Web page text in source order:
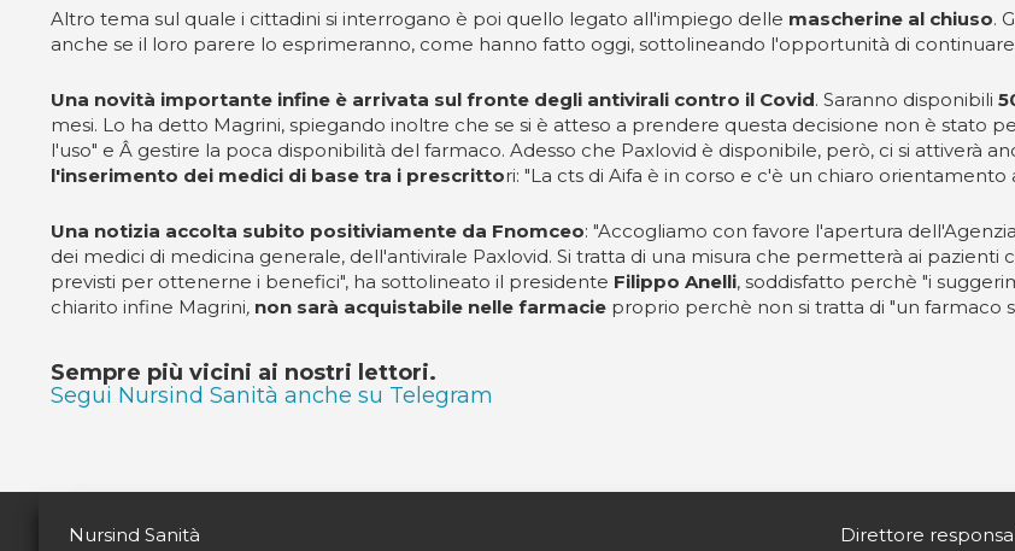
Altro tema sul quale i cittadini si interrogano è poi quello legato all'impiego delle mascherine al chiuso.
anche se il loro parere lo esprimeranno, come hanno fatto oggi, sottolineando l'opportunità di
Una novità importante infine è arrivata sul fronte degli antivirali contro il Covid. Saranno disponibili
mesi. Lo ha detto Magrini, spiegando inoltre che se si è atteso a prendere questa decisione non è stato
l'uso" e Â gestire la poca disponibilità del farmaco. Adesso che Paxlovid è disponibile, però, ci si attiverà
l'inserimento dei medici di base tra i prescrittori: "La cts di Aifa è in corso e c'è un chiaro orientamento
Una notizia accolta subito positiviamente da Fnomceo: "Accogliamo con favore l'apertura
dei medici di medicina generale, dell'antivirale Paxlovid. Si tratta di una misura che permetterà ai
previsti per ottenerne i benefici", ha sottolineato il presidente Filippo Anelli, soddisfatto perchè "i
chiarito infine Magrini, non sarà acquistabile nelle farmacie proprio perchè non si tratta di "un farmaco
Sempre più vicini ai nostri lettori.
Segui Nursind Sanità anche su Telegram
Nursind Sanità Direttore